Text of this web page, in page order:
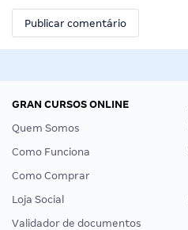
GRAN CURSOS ONLINE
Quem Somos
Como Funciona
Como Comprar
Loja Social
Validador de documentos